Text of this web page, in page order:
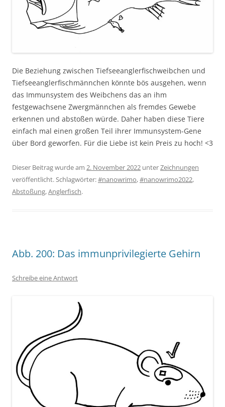
Die Beziehung zwischen Tiefseeanglerfischweibchen und
Tiefseeanglerfischmännchen könnte bös ausgehen, wenn
das Immunsystem des Weibchens das an ihm
festgewachsene Zwergmännchen als fremdes Gewebe
erkennen und abstoßen würde. Daher haben diese Tiere
einfach mal einen großen Teil ihrer Immunsystem-Gene
über Bord geworfen. Für die Liebe ist kein Preis zu hoch! <3
Dieser Beitrag wurde am 2. November 2022 unterZeichnungen
veröffentlicht. Schlagwörter:#nanowrimo,#nanowrimo2022,
Abstoßung,Anglerfisch.
Abb. 200: Das immunprivilegierte Gehirn
Schreibe eine Antwort